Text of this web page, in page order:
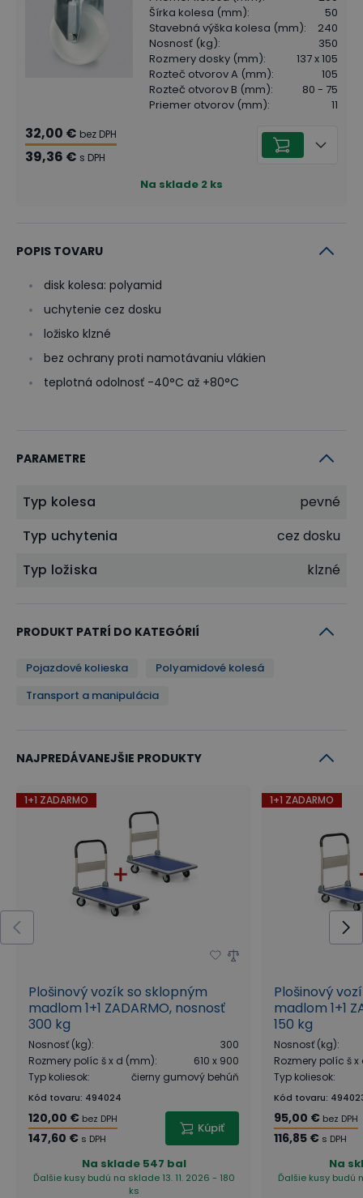
Šírka kolesa (mm):
50
Stavebná výška kolesa (mm):
240
Nosnosť (kg):
350
Rozmery dosky (mm):
137 x 105
Rozteč otvorov A (mm):
105
Rozteč otvorov B (mm):
80 - 75
Priemer otvorov (mm): 11
32,00 € bez DPH
39,36 € s DPH
Na sklade 2 ks
POPIS TOVARU
disk kolesa: polyamid
uchytenie cez dosku
ložisko klzné
bez ochrany proti namotávaniu vlákien
teplotná odolnosť -40°C až +80°C
PARAMETRE
Typ kolesa
pevné
Typ uchytenia
cez dosku
Typ ložiska
klzné
PRODUKT PATRÍ DO KATEGÓRIÍ
Pojazdové kolieska
Polyamidové kolesá
Transport a manipulácia
NAJPREDÁVANEJŠIE PRODUKTY
1+1 ZADARMO
Plošinový vozík so sklopným
madlom 1+1 ZADARMO, nosnosť
300 kg
Nosnosť (kg):
300
Rozmery políc š x d (mm):
610 x 900
Typ koliesok: čierny gumový behúň
Kód tovaru: 494024
120,00 € bez DPH
147,60 € s DPH
Kúpiť
Na sklade 547 bal
Ďalšie kusy budú na sklade 13. 11. 2026 - 180
ks
1+1 ZADARMO
Plošinový
madlom 1+1
150 kg
Nosnosť (kg):
Rozmery políc š
Typ koliesok:
Kód tovaru:
95,00 € bez DPH
116,85 € s DPH
Na
Ďalšie kusy budú